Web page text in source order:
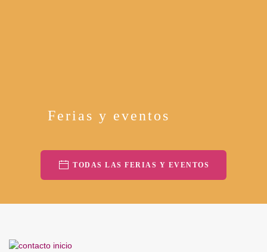
Ferias y eventos
TODAS LAS FERIAS Y EVENTOS